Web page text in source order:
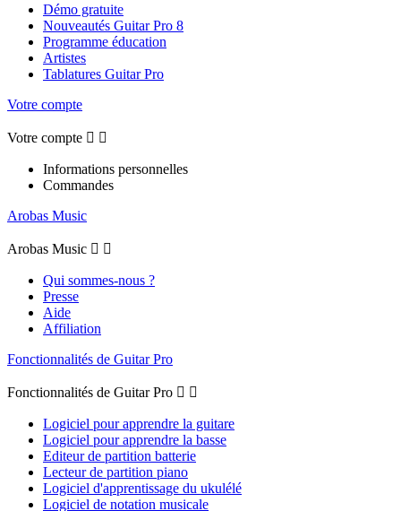
Démo gratuite
Nouveautés Guitar Pro 8
Programme éducation
Artistes
Tablatures Guitar Pro
Votre compte
Votre compte  
Informations personnelles
Commandes
Arobas Music
Arobas Music  
Qui sommes-nous ?
Presse
Aide
Affiliation
Fonctionnalités de Guitar Pro
Fonctionnalités de Guitar Pro  
Logiciel pour apprendre la guitare
Logiciel pour apprendre la basse
Editeur de partition batterie
Lecteur de partition piano
Logiciel d'apprentissage du ukulélé
Logiciel de notation musicale